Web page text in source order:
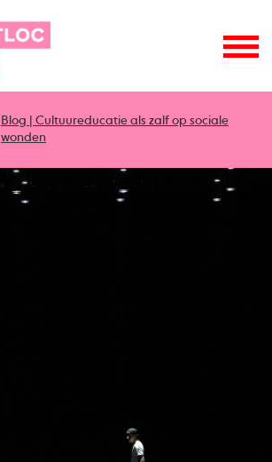
Blog | Cultuureducatie als zalf op sociale
wonden